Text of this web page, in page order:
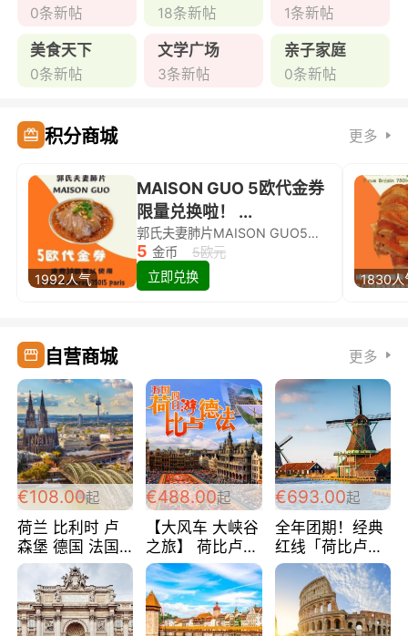
0条新帖 18条新帖 1条新帖
美食天下
0条新帖
文学广场
3条新帖
亲子家庭
0条新帖
积分商城 更多
1992人气
MAISON GUO 5欧代金券
限量兑换啦！ ...
郭氏夫妻肺片MAISON GUO5欧代金券限量兑换啦！
5 金币
5欧元
立即兑换
1830人
自营商城 更多
€108.00起
荷兰 比利时 卢
森堡 德国 法国
超爽玩遍西欧 循
环线 全程四星宾
馆 108欧/人/天
€488.00起
【大风车 大峡谷
之旅】 荷比卢德
法 巴黎上下 经
典五国四日游
488欧/人
€693.00起
全年团期！经典
红线「荷比卢德
法」七天循环 五
国 仅售99欧/人/
天！巴黎上下！
包拼房~